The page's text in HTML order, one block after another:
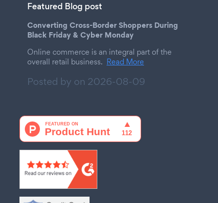
Featured Blog post
Converting Cross-Border Shoppers During
Black Friday & Cyber Monday
Online commerce is an integral part of the
overall retail business. Read More
Posted by on 2026-08-09